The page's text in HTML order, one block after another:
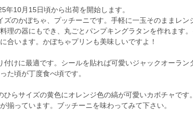
年10月15日頃から出荷を開始します。
ズのかぼちゃ、プッチーニです。手軽に一玉そのままレン
理の器にもでき、丸ごとパンプキングラタンを作れます
合います。かぼちゃプリンも美味しいですよ！
付けに最適です。シールを貼れば可愛いジャックオーラン
た頃が丁度食べ頃です。
ひらサイズの黄色にオレンジ色の縞が可愛いカボチャです
揃っています。ブッチーニを味わってみて下さい。